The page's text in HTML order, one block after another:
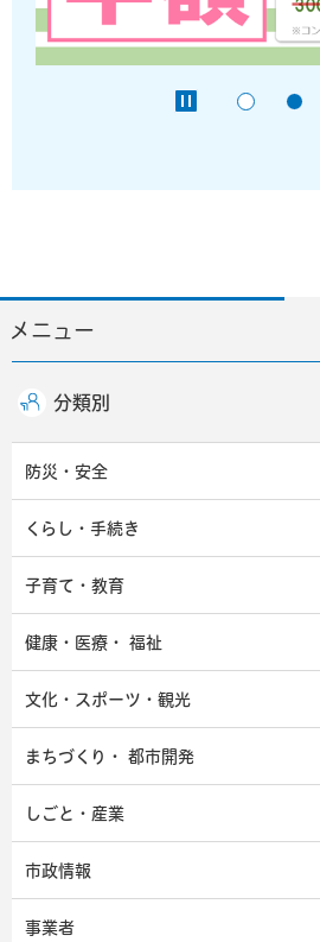
メニュー
分類別
防災・安全
くらし・手続き
子育て・教育
健康・医療・ 福祉
文化・スポーツ・観光
まちづくり・ 都市開発
しごと・産業
市政情報
事業者